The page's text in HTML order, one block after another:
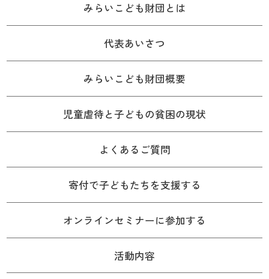
みらいこども財団とは
代表あいさつ
みらいこども財団概要
児童虐待と子どもの貧困の現状
よくあるご質問
寄付で子どもたちを支援する
オンラインセミナーに参加する
活動内容